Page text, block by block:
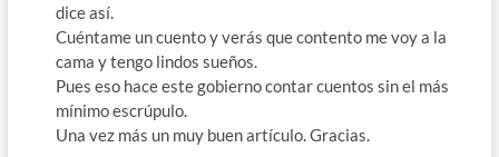
dice así.
Cuéntame un cuento y verás que contento me voy a la
cama y tengo lindos sueños.
Pues eso hace este gobierno contar cuentos sin el más
mínimo escrúpulo.
Una vez más un muy buen artículo. Gracias.